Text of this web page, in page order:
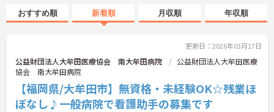
おすすめ順 新着順 月収順 年収順
更新日：2026年03月17日
公益財団法人大牟田医療協会 南大牟田病院
公益財団法人大牟田医療
協会 南大牟田病院
【福岡県/大牟田市】無資格・未経験OK☆残業ほ
ぼなし♪一般病院で看護助手の募集です